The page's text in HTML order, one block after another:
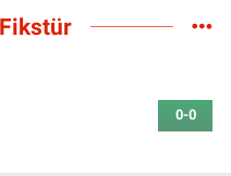
0-0